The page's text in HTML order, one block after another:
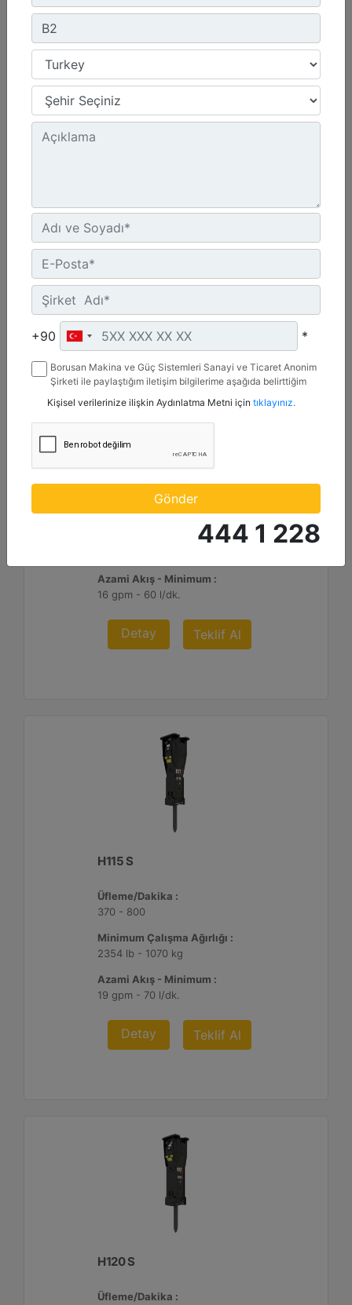
Çalışma Ağırlığı - Ataşman Dahil :
771 lb - 349.7 kg
Enerji Sınıfı :
Detay
Üfleme/Dakika :
450 - 1000
Minimum Çalışma Ağırlığı :
Azami Akış - Minimum :
16 gpm - 60 l/dk.
Detay Teklif Al
H115 S
Üfleme/Dakika :
370 - 800
Minimum Çalışma Ağırlığı :
2354 lb - 1070 kg
Azami Akış - Minimum :
19 gpm - 70 l/dk.
Detay Teklif Al
H120 S
Üfleme/Dakika :
+90 *
Borusan Makina ve Güç Sistemleri Sanayi ve Ticaret Anonim
Şirketi ile paylaştığım iletişim bilgilerime aşağıda belirttiğim
mesaj gönderilmesine izin veriyorum.
Kişisel verilerinize ilişkin Aydınlatma Metni için tıklayınız.
Gönder
444 1 228